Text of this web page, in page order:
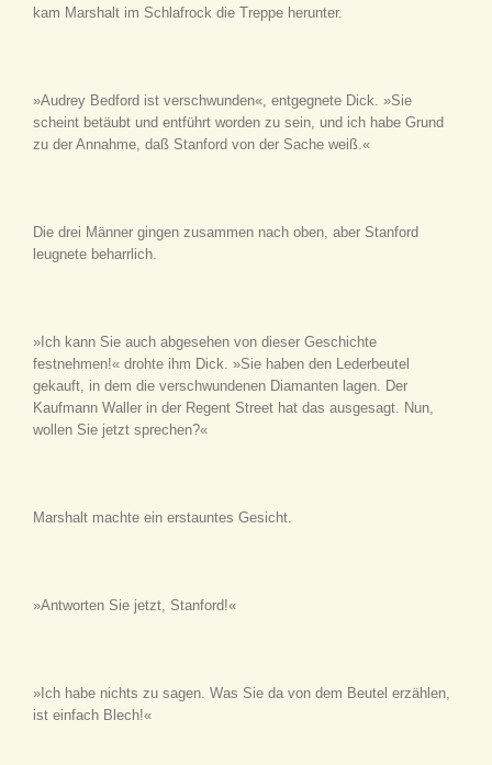
kam Marshalt im Schlafrock die Treppe herunter.
»Audrey Bedford ist verschwunden«, entgegnete Dick. »Sie
scheint betäubt und entführt worden zu sein, und ich habe Grund
zu der Annahme, daß Stanford von der Sache weiß.«
Die drei Männer gingen zusammen nach oben, aber Stanford
leugnete beharrlich.
»Ich kann Sie auch abgesehen von dieser Geschichte
festnehmen!« drohte ihm Dick. »Sie haben den Lederbeutel
gekauft, in dem die verschwundenen Diamanten lagen. Der
Kaufmann Waller in der Regent Street hat das ausgesagt. Nun,
wollen Sie jetzt sprechen?«
Marshalt machte ein erstauntes Gesicht.
»Antworten Sie jetzt, Stanford!«
»Ich habe nichts zu sagen. Was Sie da von dem Beutel erzählen,
ist einfach Blech!«